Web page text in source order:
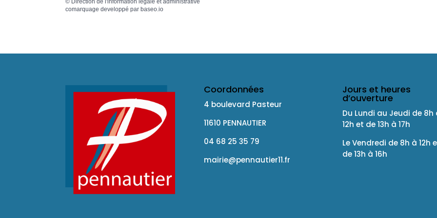
© Direction de l'information légale et administrative
comarquage developpé par baseo.io
Coordonnées
4 boulevard Pasteur
11610 PENNAUTIER
04 68 25 35 79
mairie@pennautier11.fr
Jours et heures
d’ouverture
Du Lundi au Jeudi de 8h
12h et de 13h à 17h
Le Vendredi de 8h à 12h
de 13h à 16h